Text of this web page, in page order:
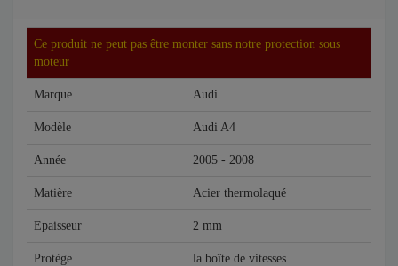
Ce produit ne peut pas être monter sans notre protection sous
moteur
Marque Audi
Modèle Audi A4
Année 2005 - 2008
Matière Acier thermolaqué
Epaisseur 2 mm
Protège la boîte de vitesses